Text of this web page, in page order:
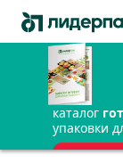
каталог
упаковки